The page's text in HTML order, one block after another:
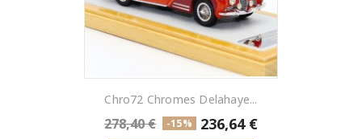
Chro72 Chromes Delahaye...
278,40 € -15% 236,64 €